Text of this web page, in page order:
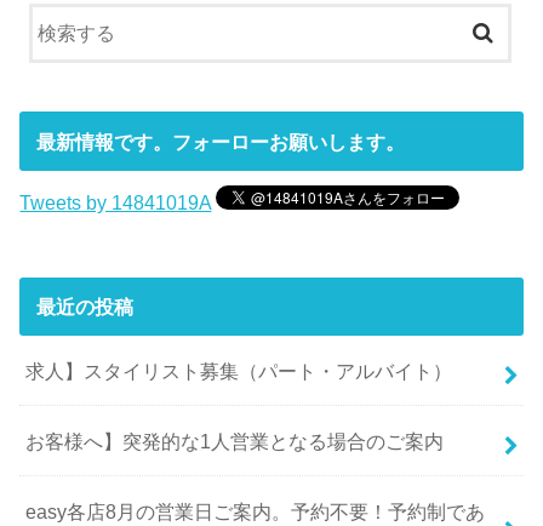
最新情報です。フォーローお願いします。
Tweets by 14841019A
最近の投稿
求人】スタイリスト募集（パート・アルバイト）
お客様へ】突発的な1人営業となる場合のご案内
easy各店8月の営業日ご案内。予約不要！予約制であ